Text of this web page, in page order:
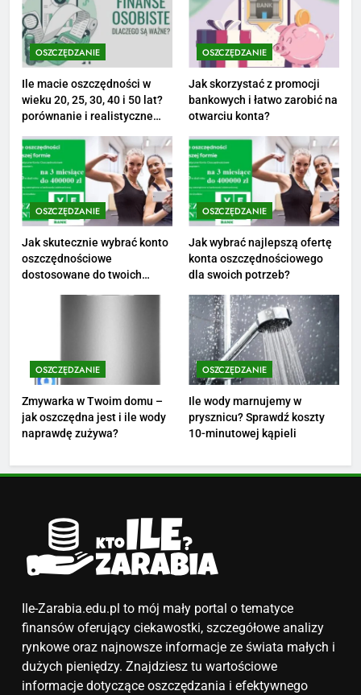
8
Netflix tagger — czym jest,
opinie i zarobki
PRACA
1
Ile zarabia striptizer: poznaj
aktualne stawki męskiego
striptizera
ZAROBKI
2
Ile zarabia psycholog szkolny:
poznaj średnie zarobki na tym
stanowisku
ZAROBKI
Ile zarabia florysta — średnie
zarobki, dodatki i sposoby na
podwyżkę
ZAROBKI
4
matematyki: średnie zarobki,
Ile zarabia podolog: poznajmy
średnie zarobki na tym
ZAROBKI
6
Akcje charytatywne w szkole:
pomysły i przykłady, które
OSZCZĘDZANIE
Ile macie oszczędności w
wieku 20, 25, 30, 40 i 50 lat?
porównanie i realistyczne
OSZCZĘDZANIE
Jak skorzystać z promocji
bankowych i łatwo zarobić na
otwarciu konta?
OSZCZĘDZANIE
Jak skutecznie wybrać konto
oszczędnościowe
dostosowane do twoich
OSZCZĘDZANIE
Jak wybrać najlepszą ofertę
konta oszczędnościowego
dla swoich potrzeb?
OSZCZĘDZANIE
Zmywarka w Twoim domu –
jak oszczędna jest i ile wody
naprawdę zużywa?
OSZCZĘDZANIE
Ile wody marnujemy w
prysznicu? Sprawdź koszty
10-minutowej kąpieli
Ile-Zarabia.edu.pl to mój mały portal o tematyce
finansów oferujący ciekawostki, szczegółowe analizy
rynkowe oraz najnowsze informacje ze świata małych i
dużych pieniędzy. Znajdziesz tu wartościowe
informacje dotyczące oszczędzania i efektywnego